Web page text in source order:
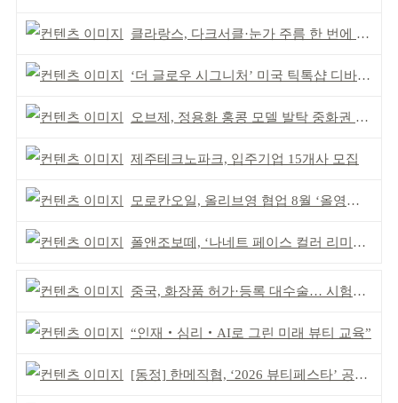
클라랑스, 다크서클·눈가 주름 한 번에 더블 케어
‘더 글로우 시그니처’ 미국 틱톡샵 디바이스 부문 1위
오브제, 정용화 홍콩 모델 발탁 중화권 공략 강화
제주테크노파크, 입주기업 15개사 모집
모로칸오일, 올리브영 협업 8월 ‘올영픽’ 선정
폴앤조보떼, ‘나네트 페이스 컬러 리미티드’ 출시
중국, 화장품 허가·등록 대수술… 시험자료 공용 허용
“인재‧심리‧AI로 그린 미래 뷰티 교육”
[동정] 한메직협, ‘2026 뷰티페스타’ 공동 주최